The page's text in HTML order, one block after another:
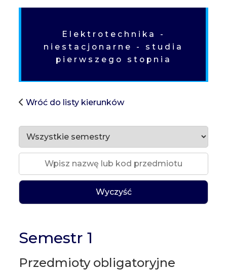
Elektrotechnika -
niestacjonarne - studia
pierwszego stopnia
Wróć do listy kierunków
Wyczyść
Semestr 1
Przedmioty obligatoryjne